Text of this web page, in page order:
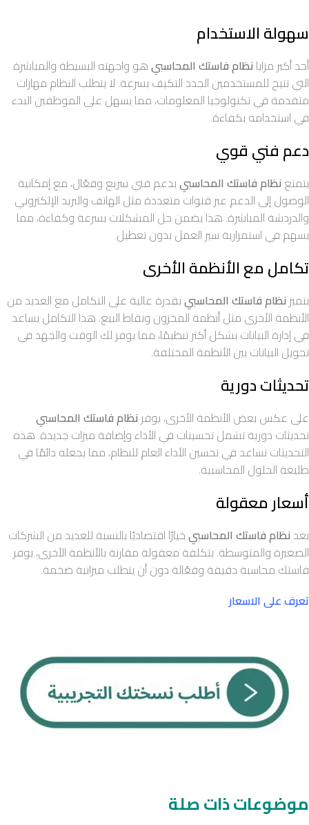
سهولة الاستخدام
أحد أكبر مزايا نظام فاستك المحاسبيهو واجهته البسيطة والمباشرة
التي تتيح للمستخدمين الجدد التكيف بسرعة. لا يتطلب النظام مهارات
متقدمة في تكنولوجيا المعلومات، مما يسهل على الموظفين البدء
في استخدامه بكفاءة.
دعم فني قوي
يتمتع نظام فاستك المحاسبيبدعم فني سريع وفعّال، مع إمكانية
الوصول إلى الدعم عبر قنوات متعددة مثل الهاتف والبريد الإلكتروني
والدردشة المباشرة. هذا يضمن حل المشكلات بسرعة وكفاءة، مما
يسهم في استمرارية سير العمل بدون تعطيل.
تكامل مع الأنظمة الأخرى
يتميز نظام فاستك المحاسبيبقدرة عالية على التكامل مع العديد من
الأنظمة الأخرى مثل أنظمة المخزون ونقاط البيع. هذا التكامل يساعد
في إدارة البيانات بشكل أكثر تنظيمًا، مما يوفر لك الوقت والجهد في
تحويل البيانات بين الأنظمة المختلفة.
تحديثات دورية
على عكس بعض الأنظمة الأخرى، يوفر نظام فاستك المحاسبي
تحديثات دورية تشمل تحسينات في الأداء وإضافة ميزات جديدة. هذه
التحديثات تساعد في تحسين الأداء العام للنظام، مما يجعله دائمًا في
طليعة الحلول المحاسبية.
أسعار معقولة
يعدنظام فاستك المحاسبيخيارًا اقتصاديًا بالنسبة للعديد من الشركات
الصغيرة والمتوسطة. بتكلفة معقولة مقارنة بالأنظمة الأخرى، يوفر
فاستك محاسبة دقيقة وفعّالة دون أن يتطلب ميزانية ضخمة.
تعرف على الاسعار
موضوعات ذات صلة